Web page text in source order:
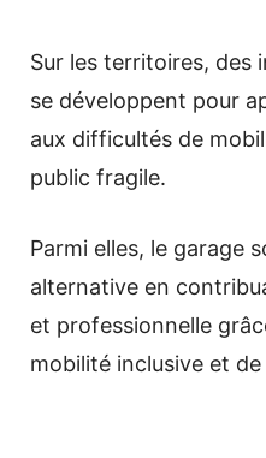
Sur les territoires, des
se développent pour
aux difficultés de
public fragile.
Parmi elles, le garage
alternative en
et professionnelle
mobilité inclusive et